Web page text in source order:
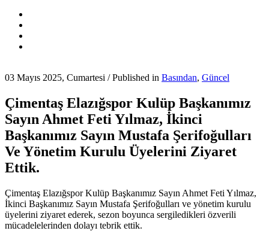
03 Mayıs 2025, Cumartesi /Published in Basından, Güncel
Çimentaş Elazığspor Kulüp Başkanımız
Sayın Ahmet Feti Yılmaz, İkinci
Başkanımız Sayın Mustafa Şerifoğulları
Ve Yönetim Kurulu Üyelerini Ziyaret
Ettik.
Çimentaş Elazığspor Kulüp Başkanımız Sayın Ahmet Feti Yılmaz,
İkinci Başkanımız Sayın Mustafa Şerifoğulları ve yönetim kurulu
üyelerini ziyaret ederek, sezon boyunca sergiledikleri özverili
mücadelelerinden dolayı tebrik ettik.